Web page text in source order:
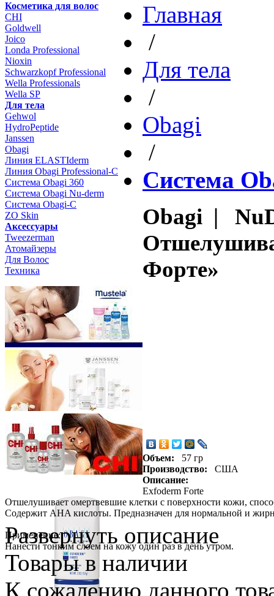
Косметика для волос
CHI
Goldwell
Joico
Londa Professional
Nioxin
Schwarzkopf Professional
Wella Professionals
Wella SP
Для тела
Gehwol
HydroPeptide
Janssen
Obagi
Линия ELASTIderm
Линия Obagi Professional-C
Система Obagi 360
Система Obagi Nu-derm
Система Obagi-C
ZO Skin
Aксессуары
Tweezerman
Атомайзеры
Для Волос
Техника
Главная
/
Для тела
/
Obagi
/
Система
Obagi |
Форте»
Объем:
57 гр
Производство:
США
Описание:
Exfoderm Forte
Отшелушивает омертвевшие клетки с поверхности кожи,
Содержит AHA кислоты. Предназначен для нормальной и
Применение:
Нанести тонким слоем на кожу один раз в день утром.
Развернуть описание
Товары в наличии
К сожалению данного